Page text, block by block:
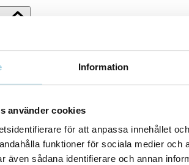
Information
använder cookies
för att anpassa innehållet
funktioner för sociala medier och
även sådana identifierare och annan
Spara till mitt innehåll